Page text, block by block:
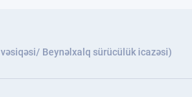
Beynəlxalq sürücülük icazəsi)